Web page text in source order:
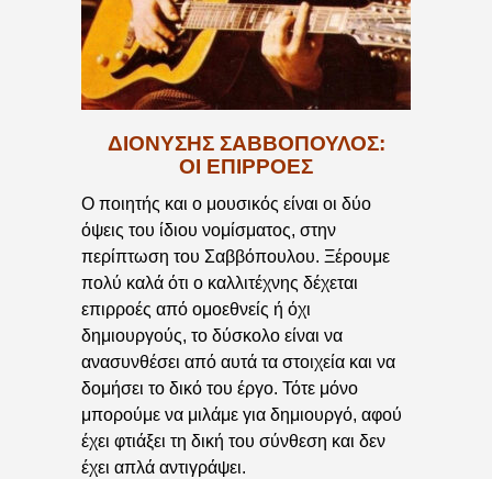
ΔΙΟΝΎΣΗΣ ΣΑΒΒΌΠΟΥΛΟΣ:
ΟΙ ΕΠΙΡΡΟΈΣ
Ο ποιητής και ο μουσικός είναι οι δύο
όψεις του ίδιου νομίσματος, στην
περίπτωση του Σαββόπουλου. Ξέρουμε
πολύ καλά ότι ο καλλιτέχνης δέχεται
επιρροές από ομοεθνείς ή όχι
δημιουργούς, το δύσκολο είναι να
ανασυνθέσει από αυτά τα στοιχεία και να
δομήσει το δικό του έργο. Τότε μόνο
μπορούμε να μιλάμε για δημιουργό, αφού
έχει φτιάξει τη δική του σύνθεση και δεν
έχει απλά αντιγράψει.